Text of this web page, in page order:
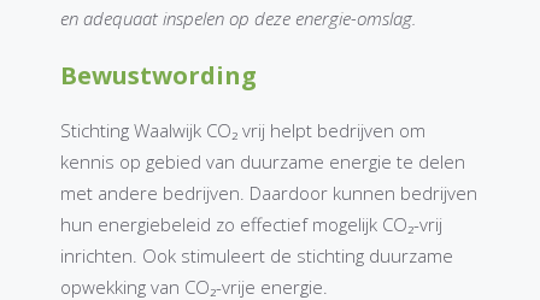
en adequaat inspelen op deze energie-omslag.
Bewustwording
Stichting Waalwijk CO₂ vrij helpt bedrijven om
kennis op gebied van duurzame energie te delen
met andere bedrijven. Daardoor kunnen bedrijven
hun energiebeleid zo effectief mogelijk CO₂-vrij
inrichten. Ook stimuleert de stichting duurzame
opwekking van CO₂-vrije energie.